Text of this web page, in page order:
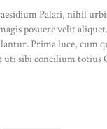
Palati, nihil
posuere velit
Prima luce, cum
uti sibi concilium totius